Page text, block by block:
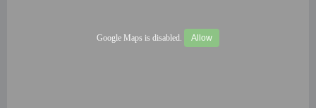
Google Maps is disabled. Allow